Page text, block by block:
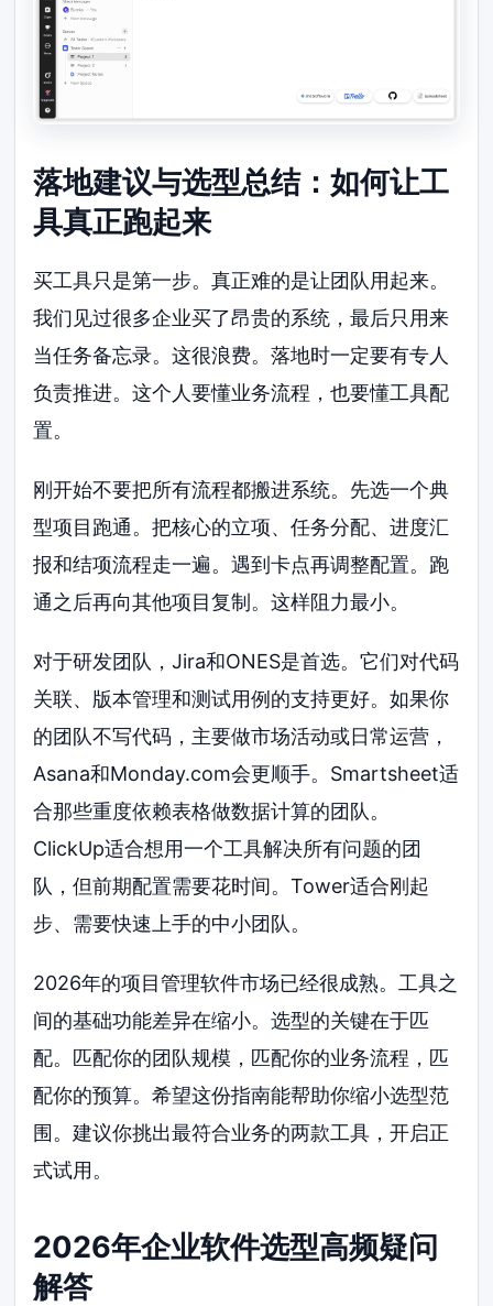
落地建议与选型总结：如何让工
具真正跑起来
买工具只是第一步。真正难的是让团队用起来。
我们见过很多企业买了昂贵的系统，最后只用来
当任务备忘录。这很浪费。落地时一定要有专人
负责推进。这个人要懂业务流程，也要懂工具配
置。
刚开始不要把所有流程都搬进系统。先选一个典
型项目跑通。把核心的立项、任务分配、进度汇
报和结项流程走一遍。遇到卡点再调整配置。跑
通之后再向其他项目复制。这样阻力最小。
对于研发团队，Jira和ONES是首选。它们对代码
关联、版本管理和测试用例的支持更好。如果你
的团队不写代码，主要做市场活动或日常运营，
Asana和Monday.com会更顺手。Smartsheet适
合那些重度依赖表格做数据计算的团队。
ClickUp适合想用一个工具解决所有问题的团
队，但前期配置需要花时间。Tower适合刚起
步、需要快速上手的中小团队。
2026年的项目管理软件市场已经很成熟。工具之
间的基础功能差异在缩小。选型的关键在于匹
配。匹配你的团队规模，匹配你的业务流程，匹
配你的预算。希望这份指南能帮助你缩小选型范
围。建议你挑出最符合业务的两款工具，开启正
式试用。
2026年企业软件选型高频疑问
解答